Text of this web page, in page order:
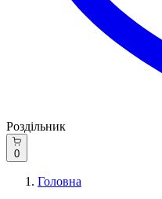
Роздільник
0
Головна